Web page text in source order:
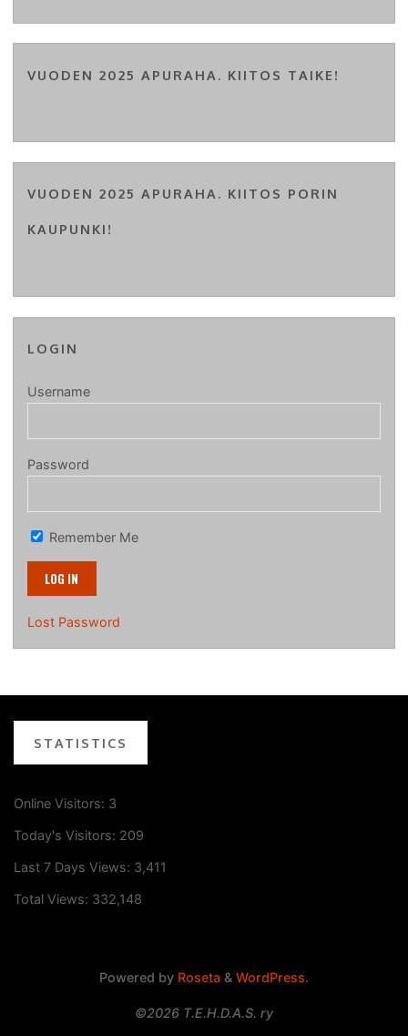
VUODEN 2025 APURAHA. KIITOS TAIKE!
VUODEN 2025 APURAHA. KIITOS PORIN
KAUPUNKI!
LOGIN
Username
Password
Remember Me
Lost Password
STATISTICS
Online Visitors: 3
Today's Visitors: 209
Last 7 Days Views: 3,411
Total Views: 332,148
Powered by Roseta & WordPress.
©2026 T.E.H.D.A.S. ry